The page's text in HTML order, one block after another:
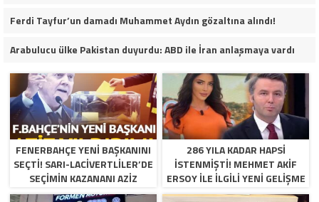
Ferdi Tayfur’un damadı Muhammet Aydın gözaltına alındı!
Arabulucu ülke Pakistan duyurdu: ABD ile İran anlaşmaya vardı
FENERBAHÇE YENI BAŞKANINI
SEÇTI! SARI-LACIVERTLILER’DE
SEÇIMIN KAZANANI AZIZ
YILDIRIM OLDU
286 YILA KADAR HAPSI
ISTENMIŞTI! MEHMET AKIF
ERSOY ILE ILGILI YENI GELIŞME